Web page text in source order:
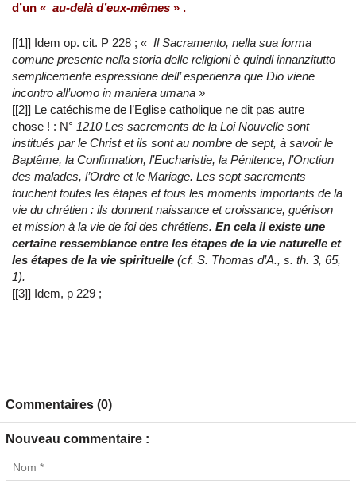
d’un « au-delà d’eux-mêmes » .
[[1]] Idem op. cit. P 228 ; « Il Sacramento, nella sua forma
comune presente nella storia delle religioni è quindi innanzitutto
semplicemente espressione dell’ esperienza que Dio viene
incontro all’uomo in maniera umana »
[[2]] Le catéchisme de l’Eglise catholique ne dit pas autre
chose ! : N° 1210 Les sacrements de la Loi Nouvelle sont
institués par le Christ et ils sont au nombre de sept, à savoir le
Baptême, la Confirmation, l’Eucharistie, la Pénitence, l’Onction
des malades, l’Ordre et le Mariage. Les sept sacrements
touchent toutes les étapes et tous les moments importants de la
vie du chrétien : ils donnent naissance et croissance, guérison
et mission à la vie de foi des chrétiens. En cela il existe une
certaine ressemblance entre les étapes de la vie naturelle et
les étapes de la vie spirituelle (cf. S. Thomas d’A., s. th. 3, 65,
1).
[[3]] Idem, p 229 ;
Commentaires (0)
Nouveau commentaire :